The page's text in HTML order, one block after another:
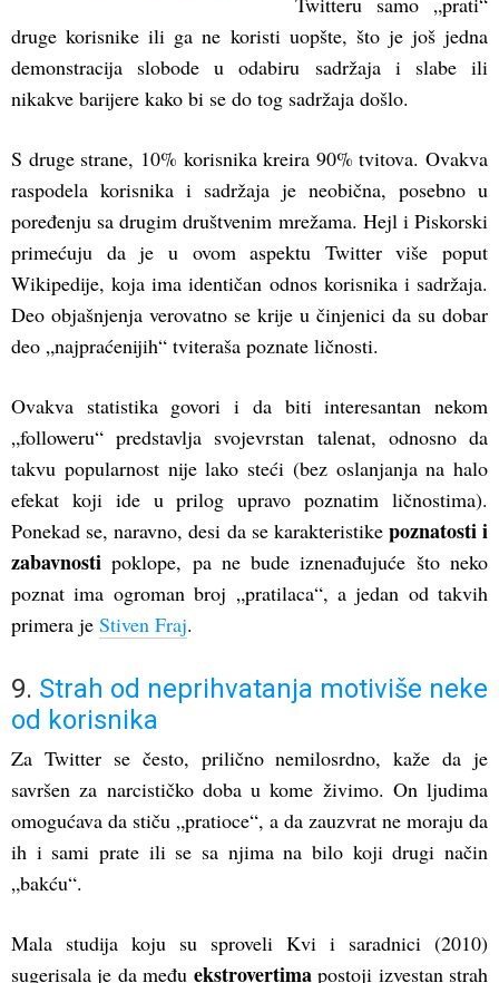
druge korisnike ili ga ne koristi uopšte, što je još jedna
demonstracija slobode u odabiru sadržaja i slabe ili
nikakve barijere kako bi se do tog sadržaja došlo.
S druge strane, 10% korisnika kreira 90% tvitova. Ovakva
raspodela korisnika i sadržaja je neobična, posebno u
poređenju sa drugim društvenim mrežama. Hejl i Piskorski
primećuju da je u ovom aspektu Twitter više poput
Wikipedije, koja ima identičan odnos korisnika i sadržaja.
Deo objašnjenja verovatno se krije u činjenici da su dobar
deo „najpraćenijih“ tviteraša poznate ličnosti.
Ovakva statistika govori i da biti interesantan nekom
„followeru“ predstavlja svojevrstan talenat, odnosno da
takvu popularnost nije lako steći (bez oslanjanja na halo
efekat koji ide u prilog upravo poznatim ličnostima).
Ponekad se, naravno, desi da se karakteristike poznatosti i
zabavnosti poklope, pa ne bude iznenađujuće što neko
poznat ima ogroman broj „pratilaca“, a jedan od takvih
primera je Stiven Fraj.
9. Strah od neprihvatanja motiviše neke
od korisnika
Za Twitter se često, prilično nemilosrdno, kaže da je
savršen za narcističko doba u kome živimo. On ljudima
omogućava da stiču „pratioce“, a da zauzvrat ne moraju da
ih i sami prate ili se sa njima na bilo koji drugi način
„bakću“.
Mala studija koju su sproveli Kvi i saradnici (2010)
sugerisala je da među ekstrovertimapostoji izvestan strah